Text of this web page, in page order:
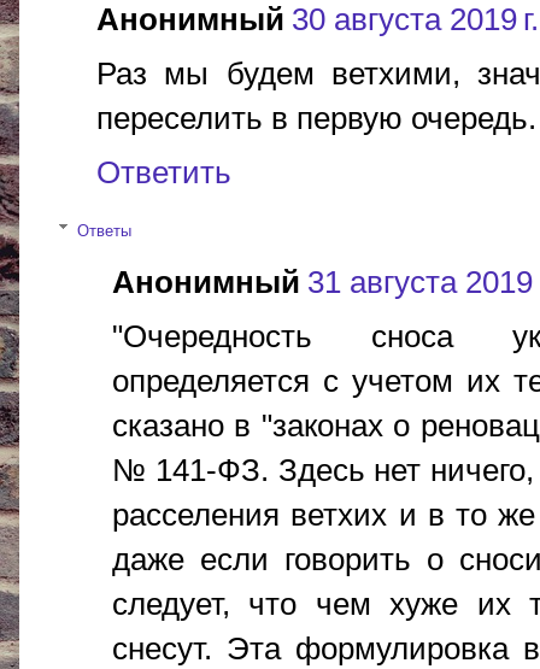
Анонимный 30 августа 2019
Раз мы будем ветхими,
переселить в первую очередь.
Ответить
Ответы
Анонимный 31 августа 2019
"Очередность сноса
определяется с учетом их
сказано в "законах о
№ 141-ФЗ. Здесь нет ничего,
расселения ветхих и в то
даже если говорить о
следует, что чем хуже их
снесут. Эта